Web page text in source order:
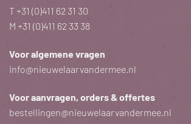
T+31 (0)411 62 31 30
M +31 (0)411 62 33 38
Voor algemene vragen
info@nieuwelaarvandermee.nl
Voor aanvragen, orders & offertes
bestellingen@nieuwelaarvandermee.nl